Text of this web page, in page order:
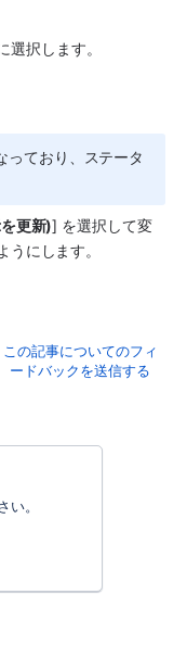
選択します。
っており、ステータ
更新)] を選択して変
にします。
この記事についてのフィ
ードバックを送信する
い。